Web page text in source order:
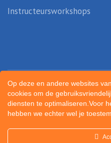
Instructeursworkshops
Op deze en andere websites
cookies om de
diensten te optimaliseren.Voor
hebben we echter wel je